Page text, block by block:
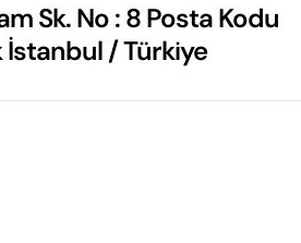
Sk. No : 8 Posta Kodu
İstanbul / Türkiye